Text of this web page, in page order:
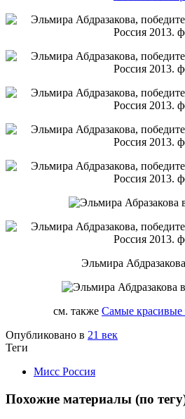
Эльмира
см. также Самые красивые
Опубликовано в 21 век
Теги
Мисс Россия
Похожие материалы (по